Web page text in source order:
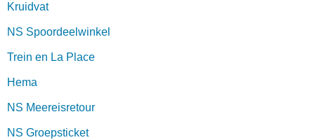
Kruidvat
NS Spoordeelwinkel
Trein en La Place
Hema
NS Meereisretour
NS Groepsticket